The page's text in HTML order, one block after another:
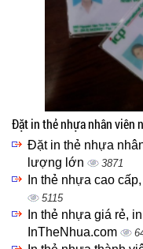
Đặt in thẻ nhựa nhân viên
Đặt in thẻ nhựa
lượng lớn
3871
In thẻ nhựa cao
5115
In thẻ nhựa giá rẻ,
InTheNhua.com